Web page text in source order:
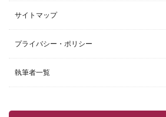
サイトマップ
プライバシー・ポリシー
執筆者一覧